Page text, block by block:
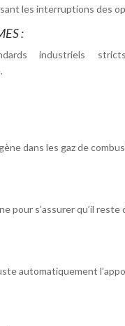
les interruptions des
:
industriels
dans les gaz de
pour s’assurer qu’il reste
automatiquement